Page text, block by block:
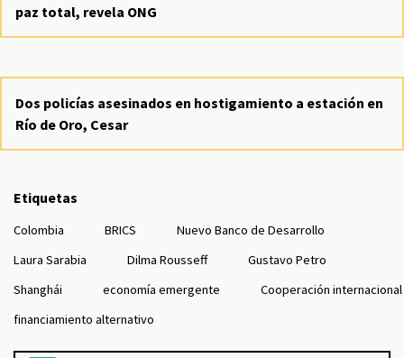
paz total, revela ONG
Dos policías asesinados en hostigamiento a estación en
Río de Oro, Cesar
Etiquetas
Colombia BRICS
Nuevo Banco de Desarrollo
Laura Sarabia
Dilma Rousseff
Gustavo Petro
Shanghái
economía emergente
Cooperación internacional
financiamiento alternativo